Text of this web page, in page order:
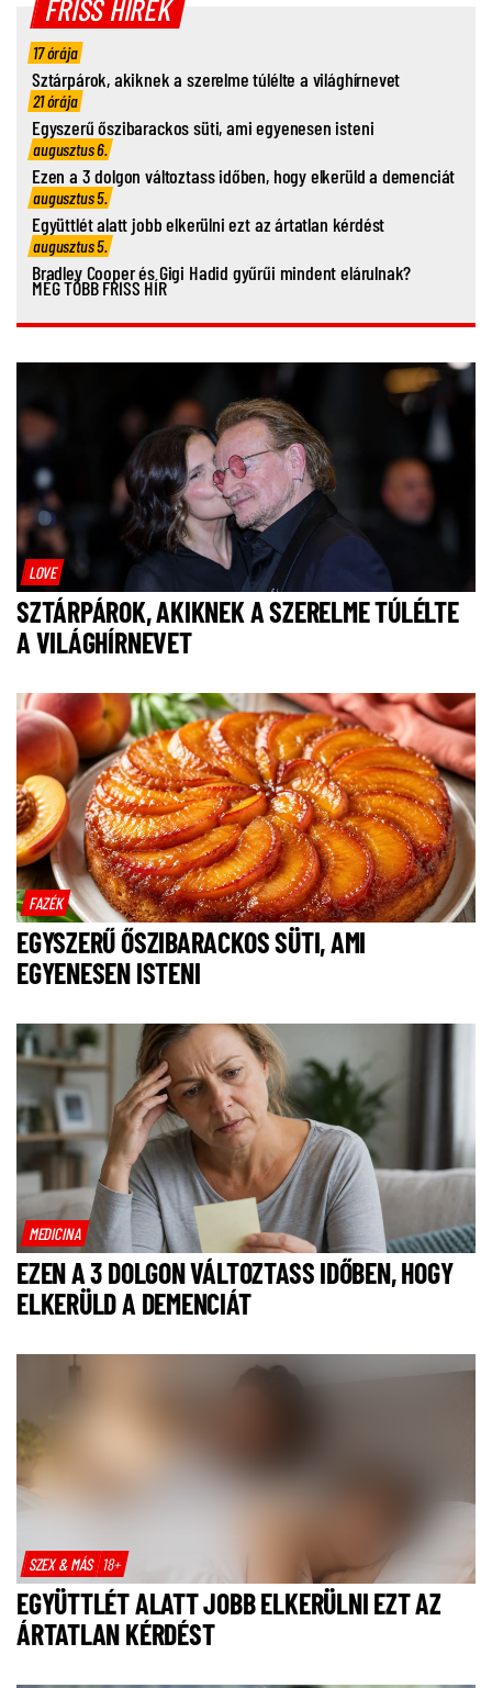
FRISS HÍREK
17 órája
Sztárpárok, akiknek a szerelme túlélte a világhírnevet
21 órája
Egyszerű őszibarackos süti, ami egyenesen isteni
augusztus 6.
Ezen a 3 dolgon változtass időben, hogy elkerüld a demenciát
augusztus 5.
Együttlét alatt jobb elkerülni ezt az ártatlan kérdést
augusztus 5.
Bradley Cooper és Gigi Hadid gyűrűi mindent elárulnak?
MÉG TÖBB FRISS HÍR
LOVE
SZTÁRPÁROK, AKIKNEK A SZERELME TÚLÉLTE
A VILÁGHÍRNEVET
FAZÉK
EGYSZERŰ ŐSZIBARACKOS SÜTI, AMI
EGYENESEN ISTENI
MEDICINA
EZEN A 3 DOLGON VÁLTOZTASS IDŐBEN, HOGY
ELKERÜLD A DEMENCIÁT
SZEX & MÁS 18+
EGYÜTTLÉT ALATT JOBB ELKERÜLNI EZT AZ
ÁRTATLAN KÉRDÉST